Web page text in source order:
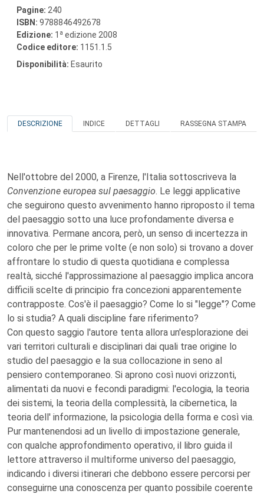
Pagine: 240
ISBN: 9788846492678
Edizione: 1 a edizione 2008
Codice editore: 1151.1.5
Disponibilità: Esaurito
DESCRIZIONE INDICE DETTAGLI RASSEGNA STAMPA
Nell'ottobre del 2000, a Firenze, l'Italia sottoscriveva la
Convenzione europea sul paesaggio. Le leggi applicative
che seguirono questo avvenimento hanno riproposto il tema
del paesaggio sotto una luce profondamente diversa e
innovativa. Permane ancora, però, un senso di incertezza in
coloro che per le prime volte (e non solo) si trovano a dover
affrontare lo studio di questa quotidiana e complessa
realtà, sicché l'approssimazione al paesaggio implica ancora
difficili scelte di principio fra concezioni apparentemente
contrapposte. Cos'è il paesaggio? Come lo si "legge"? Come
lo si studia? A quali discipline fare riferimento?
Con questo saggio l'autore tenta allora un'esplorazione dei
vari territori culturali e disciplinari dai quali trae origine lo
studio del paesaggio e la sua collocazione in seno al
pensiero contemporaneo. Si aprono così nuovi orizzonti,
alimentati da nuovi e fecondi paradigmi: l'ecologia, la teoria
dei sistemi, la teoria della complessità, la cibernetica, la
teoria dell' informazione, la psicologia della forma e così via.
Pur mantenendosi ad un livello di impostazione generale,
con qualche approfondimento operativo, il libro guida il
lettore attraverso il multiforme universo del paesaggio,
indicando i diversi itinerari che debbono essere percorsi per
conseguirne una conoscenza per quanto possibile coerente